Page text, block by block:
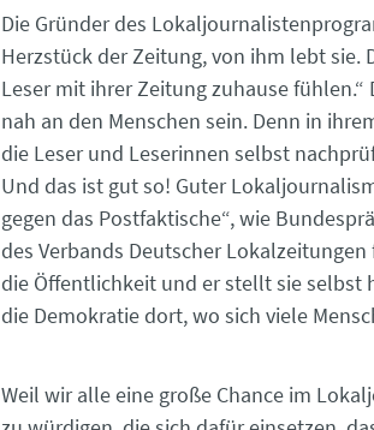
Die Gründer des
Herzstück der Zeitung, von ihm lebt
Leser mit ihrer Zeitung zuhause
nah an den Menschen sein. Denn in
die Leser und Leserinnen selbst
Und das ist gut so! Guter
gegen das Postfaktische“, wie
des Verbands Deutscher
die Öffentlichkeit und er stellt sie
die Demokratie dort, wo sich viele
Weil wir alle eine große Chance im